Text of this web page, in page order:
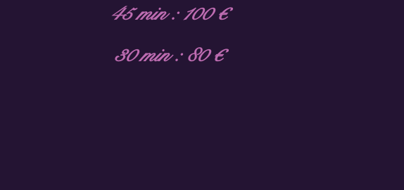
45 min : 100 €
30 min : 80 €